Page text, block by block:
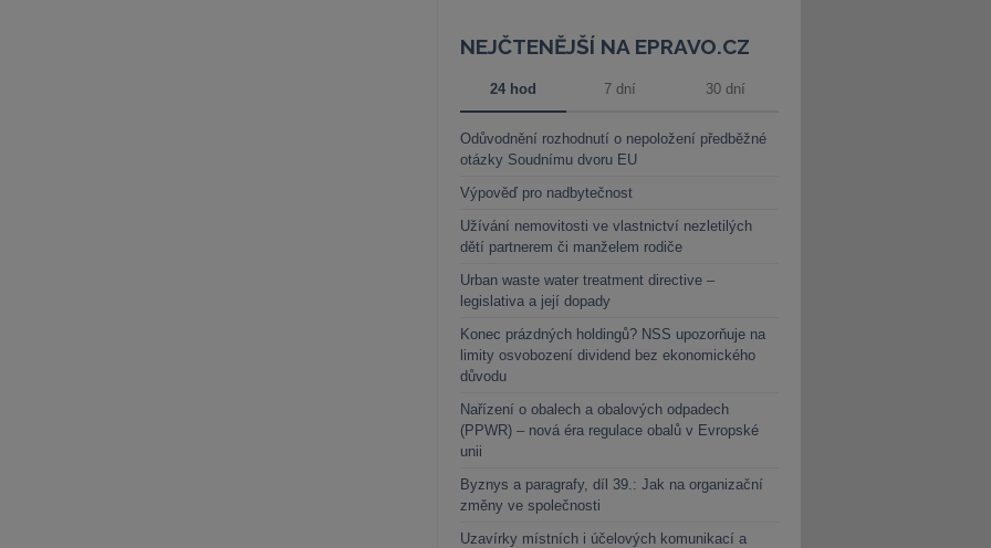
NEJČTENĚJŠÍ NA EPRAVO.CZ
24 hod 7 dní 30 dní
Odůvodnění rozhodnutí o nepoložení předběžné
otázky Soudnímu dvoru EU
Výpověď pro nadbytečnost
Užívání nemovitosti ve vlastnictví nezletilých
dětí partnerem či manželem rodiče
Urban waste water treatment directive –
legislativa a její dopady
Konec prázdných holdingů? NSS upozorňuje na
limity osvobození dividend bez ekonomického
důvodu
Nařízení o obalech a obalových odpadech
(PPWR) – nová éra regulace obalů v Evropské
unii
Byznys a paragrafy, díl 39.: Jak na organizační
změny ve společnosti
Uzavírky místních i účelových komunikací a